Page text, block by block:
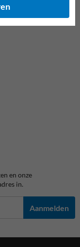
en onze
in.
Aanmelden